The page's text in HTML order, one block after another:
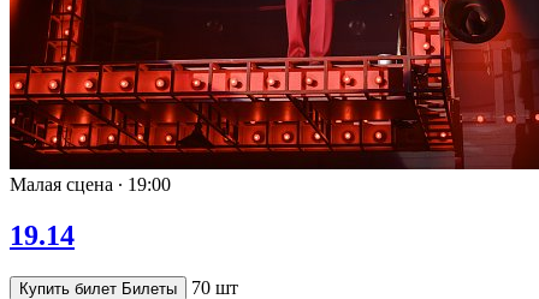
Малая сцена ∙ 19:00
19.14
Купить билет Билеты 70 шт